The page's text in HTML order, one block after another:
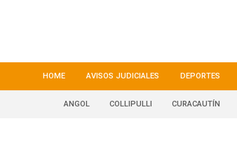
HOME AVISOS JUDICIALES DEPORTES
ANGOL COLLIPULLI CURACAUTÍN